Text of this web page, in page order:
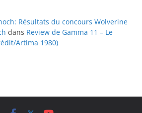
Résultats du concours Wolverine
dans Review de Gamma 11 – Le
Artima 1980)